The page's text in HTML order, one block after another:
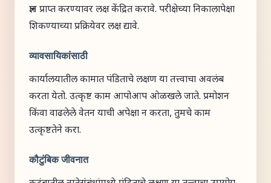
ज्ञान प्राप्त करण्यावर लक्ष केंद्रित करावे. परीक्षेच्या निकालापेक्षा
शिकण्याच्या प्रक्रियेवर लक्ष द्यावे.
व्यावसायिकांसाठी
कार्यालयातील कामात पंडिताचे लक्षण या तत्त्वाचा अवलंब
करता येतो. उत्कृष्ट काम आपोआप ओळखले जाते. प्रमोशन
किंवा वाढलेले वेतन याची अपेक्षा न करता, तुमचे काम
उत्कृष्टतेने करा.
कौटुंबिक जीवनात